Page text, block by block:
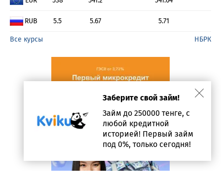
RUB 5.5 5.67 5.71
Все курсы НБРК
Заберите свой займ!
Займ до 250000 тенге, с
любой кредитной
историей! Первый займ
под 0%, только сегодня!